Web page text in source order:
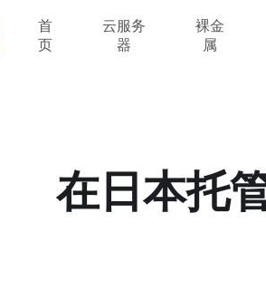
首
页
云服务
器
裸金
属
在日本托